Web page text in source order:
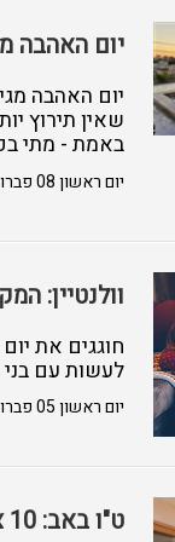
יום האהבה
שאין תירוץ
באמת - מתי
יום ראשון 08 פברואר 2026 |
וולנטיין:
חוגגים את
לעשות עם בני
יום ראשון 05 פברואר 2023 |
ט"ו באב: 10 צימרים רומנטים